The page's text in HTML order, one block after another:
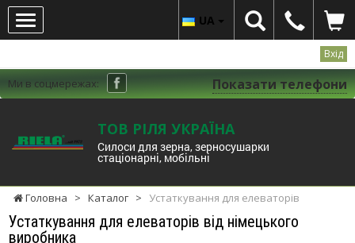
Вхід
Ми в соцмережах: Показати телефони
ТОВ РІЛЯ УКРАЇНА
Cилоси для зерна, зерносушарки
стаціонарні, мобільні
UA
Головна > Каталог > Устаткування для елеваторів
Устаткування для елеваторів від німецького
виробника